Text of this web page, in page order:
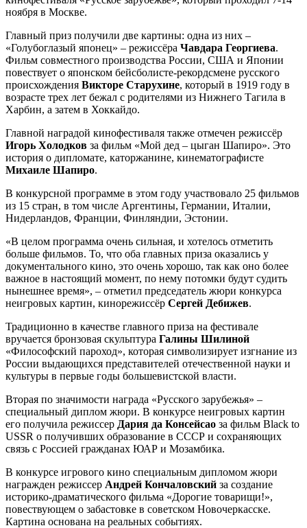
ноября в Москве.
Главный приз получили две картины: одна из них –
«Голубоглазый японец» – режиссёра Чавдара Георгиева.
Фильм совместного производства России, США и Японии
повествует о японском бейсболисте-рекордсмене русского
происхождения Викторе Старухине, который в 1919 году в
возрасте трех лет бежал с родителями из Нижнего Тагила в
Харбин, а затем в Хоккайдо.
Главной наградой кинофестиваля также отмечен режиссёр
Игорь Холодков за фильм «Мой дед – цыган Шапиро». Это
история о дипломате, каторжанине, кинематографисте
Михаиле Шапиро.
В конкурсной программе в этом году участвовало 25 фильмов
из 15 стран, в том числе Аргентины, Германии, Италии,
Нидерландов, Франции, Финляндии, Эстонии.
«В целом программа очень сильная, и хотелось отметить
больше фильмов. То, что оба главных приза оказались у
документального кино, это очень хорошо, так как оно более
важное в настоящий момент, по нему потомки будут судить
нынешнее время», – отметил председатель жюри конкурса
неигровых картин, кинорежиссёр Сергей Дебижев.
Традиционно в качестве главного приза на фестивале
вручается бронзовая скульптура Галины Шилиной
«Философский пароход», которая символизирует изгнание из
России выдающихся представителей отечественной науки и
культуры в первые годы большевистской власти.
Вторая по значимости награда «Русского зарубежья» –
специальный диплом жюри. В конкурсе неигровых картин
его получила режиссер Дария да Консейсао за фильм Black to
USSR о получивших образование в СССР и сохраняющих
связь с Россией гражданах ЮАР и Мозамбика.
В конкурсе игрового кино специальным дипломом жюри
награжден режиссер Андрей Кончаловский за создание
историко-драматического фильма «Дорогие товарищи!»,
повествующем о забастовке в советском Новочеркасске.
Картина основана на реальных событиях.